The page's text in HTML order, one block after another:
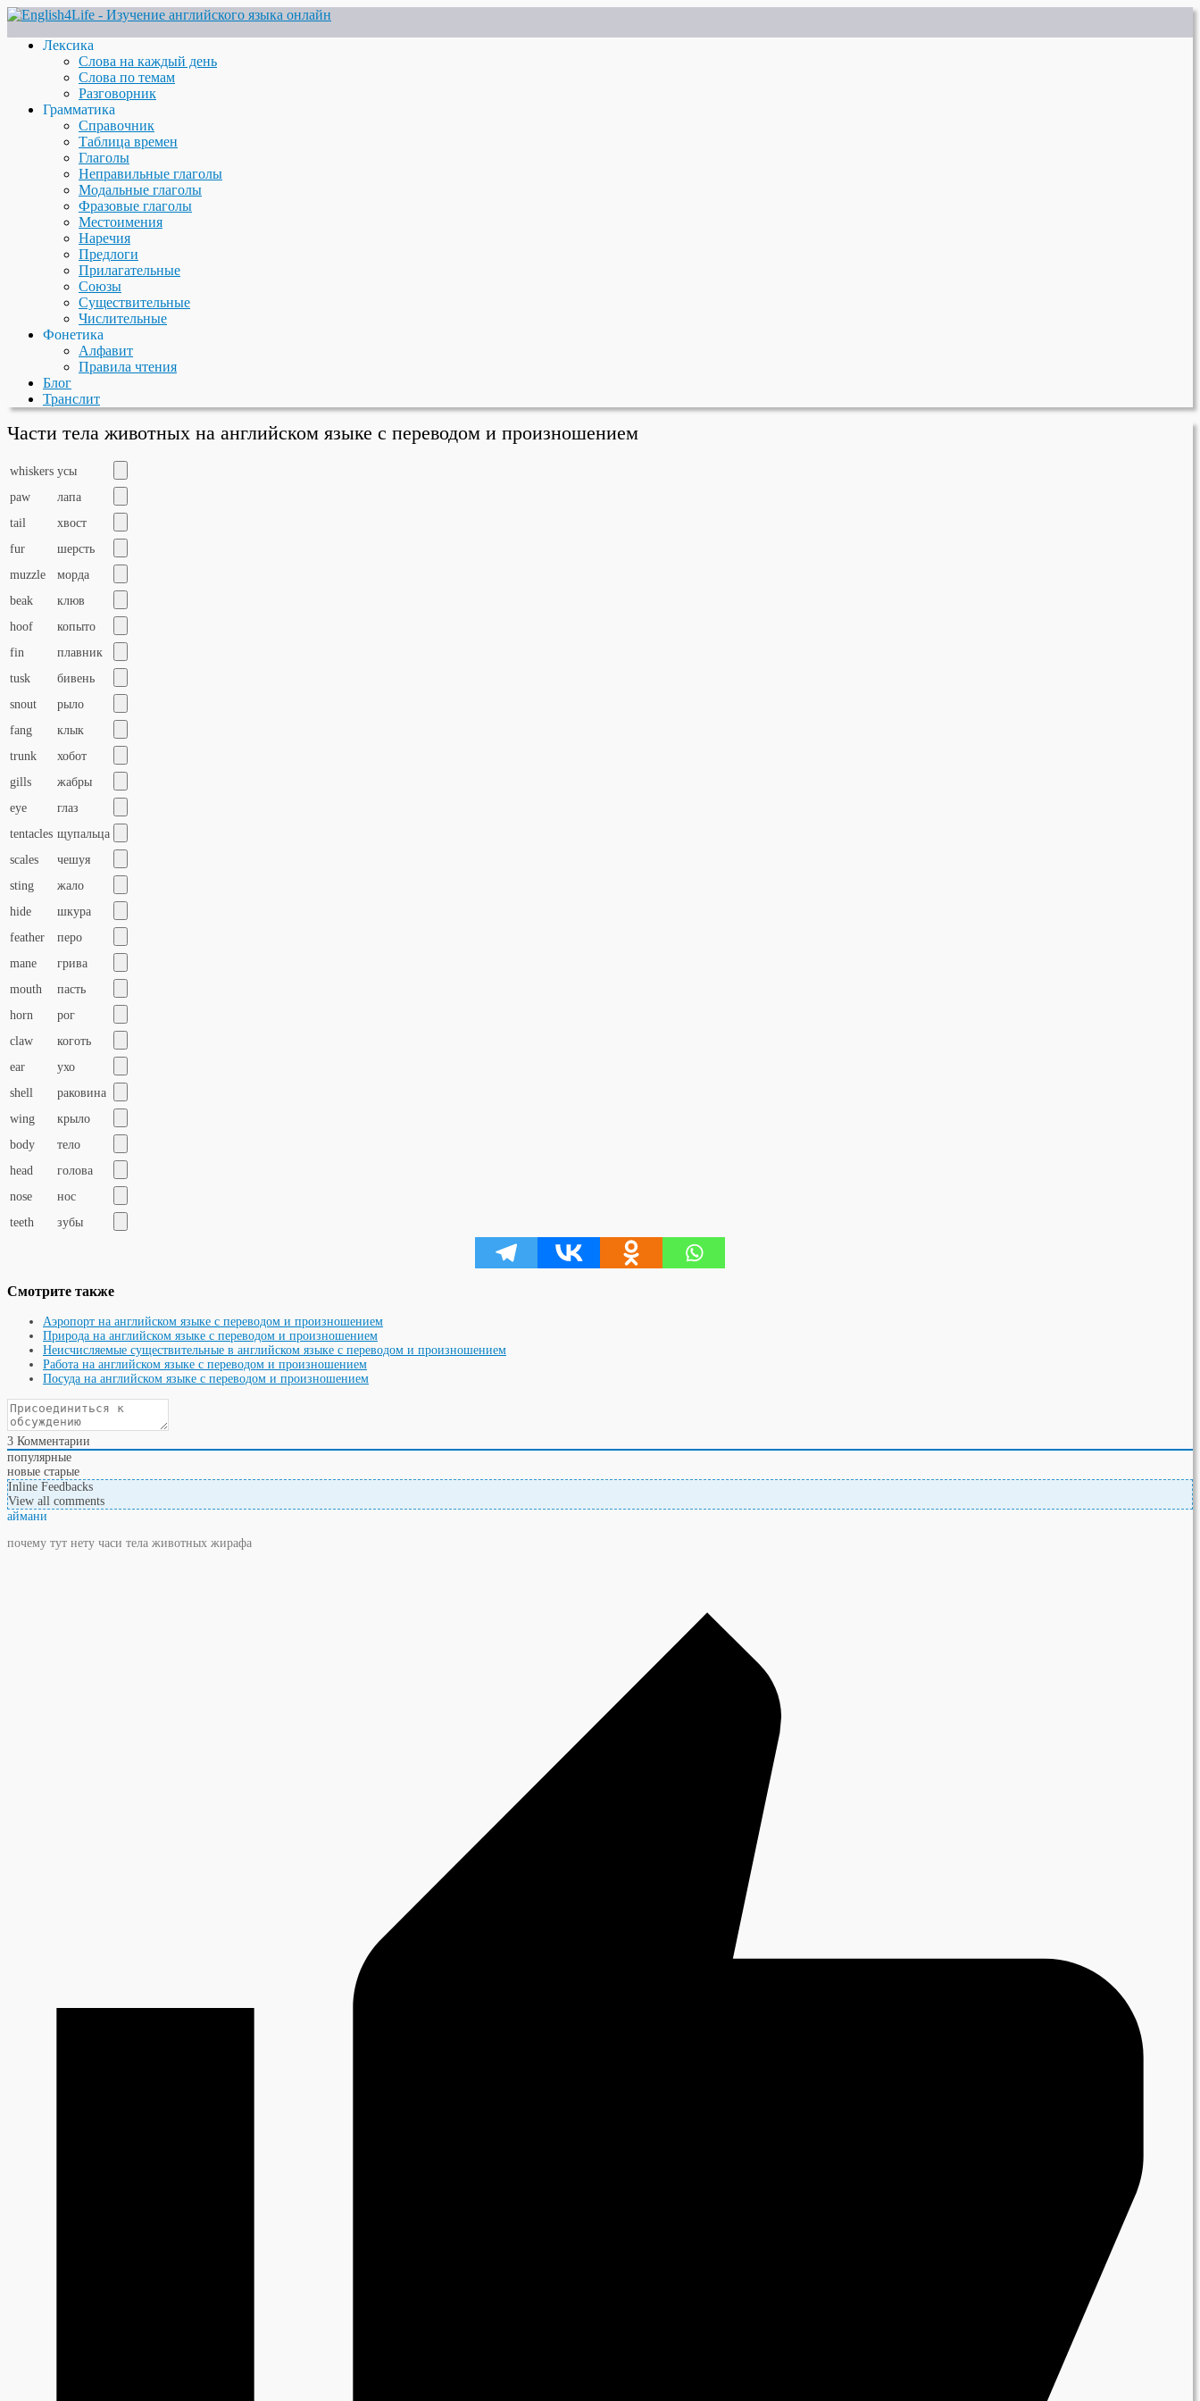
Лексика
Слова на каждый день
Слова по темам
Разговорник
Грамматика
Справочник
Таблица времен
Глаголы
Неправильные глаголы
Модальные глаголы
Фразовые глаголы
Местоимения
Наречия
Предлоги
Прилагательные
Союзы
Существительные
Числительные
Фонетика
Алфавит
Правила чтения
Блог
Транслит
Части тела животных на английском языке с переводом и произношением
whiskers усы
paw
лапа
tail
хвост
fur
шерсть
muzzle
морда
beak
клюв
hoof
копыто
fin
плавник
tusk
бивень
snout
рыло
fang
клык
trunk
хобот
gills
жабры
eye
глаз
tentacles щупальца
scales
чешуя
sting
жало
hide
шкура
feather
перо
mane
грива
mouth
пасть
horn
рог
claw
коготь
ear
ухо
shell
раковина
wing
крыло
body
тело
head
голова
nose
нос
teeth
зубы
Смотрите также
Аэропорт на английском языке с переводом и произношением
Природа на английском языке с переводом и произношением
Неисчисляемые существительные в английском языке с переводом и произношением
Работа на английском языке с переводом и произношением
Посуда на английском языке с переводом и произношением
3 Комментарии
популярные
новые старые
Inline Feedbacks
View all comments
аймани
почему тут нету часи тела животных жирафа